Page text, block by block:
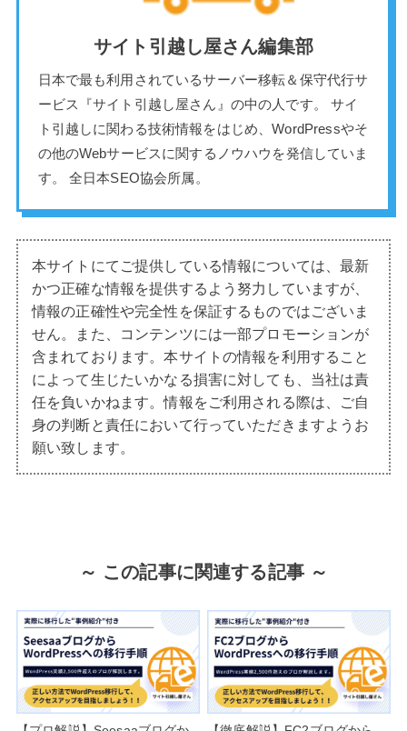
サイト引越し屋さん編集部
日本で最も利用されているサーバー移転＆保守代行サ
ービス『サイト引越し屋さん』の中の人です。 サイ
ト引越しに関わる技術情報をはじめ、WordPressやそ
の他のWebサービスに関するノウハウを発信していま
す。 全日本SEO協会所属。
本サイトにてご提供している情報については、最新
かつ正確な情報を提供するよう努力していますが、
情報の正確性や完全性を保証するものではございま
せん。また、コンテンツには一部プロモーションが
含まれております。本サイトの情報を利用すること
によって生じたいかなる損害に対しても、当社は責
任を負いかねます。情報をご利用される際は、ご自
身の判断と責任において行っていただきますようお
願い致します。
～ この記事に関連する記事 ～